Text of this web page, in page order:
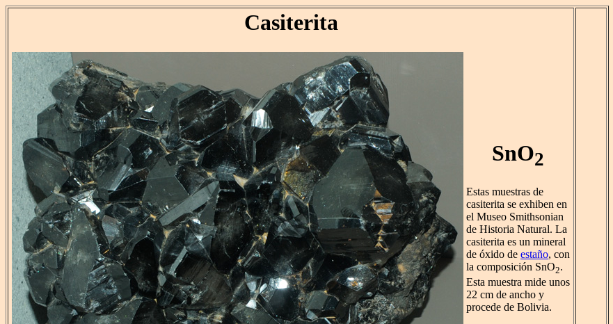
Casiterita
SnO2
Estas muestras de
casiterita se exhiben en
el Museo Smithsonian
de Historia Natural. La
casiterita es un mineral
de óxido de estaño, con
la composición SnO2.
Esta muestra mide unos
22 cm de ancho y
procede de Bolivia.